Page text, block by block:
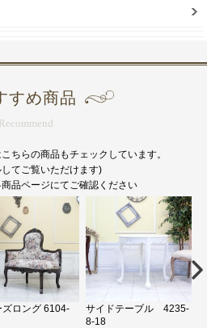
すめ商品
Recommend
ちらの商品もチェックしています。
てご覧いただけます)
品ページにてご確認ください
ズロング 6104-
サイドテーブル 4235-
8-18